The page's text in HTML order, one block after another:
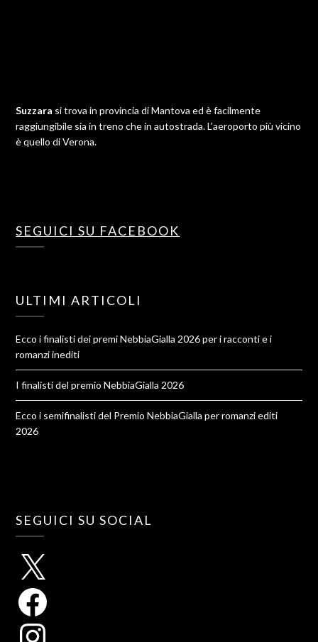
Suzzara si trova in provincia di Mantova ed è facilmente
raggiungibile sia in treno che in autostrada. L'aeroporto più vicino
è quello di Verona.
SEGUICI SU FACEBOOK
ULTIMI ARTICOLI
Ecco i finalisti dei premi NebbiaGialla 2026 per i racconti e i
romanzi inediti
I finalisti del premio NebbiaGialla 2026
Ecco i semifinalisti del Premio NebbiaGialla per romanzi editi
2026
SEGUICI SU SOCIAL